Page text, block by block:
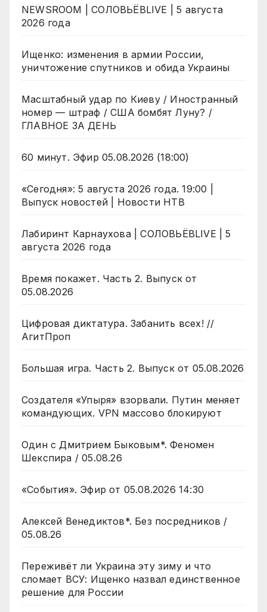
NEWSROOM | СОЛОВЬЁВLIVE | 5 августа
2026 года
Ищенко: изменения в армии России,
уничтожение спутников и обида Украины
Масштабный удар по Киеву / Иностранный
номер — штраф / США бомбят Луну? /
ГЛАВНОЕ ЗА ДЕНЬ
60 минут. Эфир 05.08.2026 (18:00)
«Сегодня»: 5 августа 2026 года. 19:00 |
Выпуск новостей | Новости НТВ
Лабиринт Карнаухова | СОЛОВЬЁВLIVE | 5
августа 2026 года
Время покажет. Часть 2. Выпуск от
05.08.2026
Цифровая диктатура. Забанить всех! //
АгитПроп
Большая игра. Часть 2. Выпуск от 05.08.2026
Создателя «Упыря» взорвали. Путин меняет
командующих. VPN массово блокируют
Один с Дмитрием Быковым*. Феномен
Шекспира / 05.08.26
«События». Эфир от 05.08.2026 14:30
Алексей Венедиктов*. Без посредников /
05.08.26
Переживёт ли Украина эту зиму и что
сломает ВСУ: Ищенко назвал единственное
решение для России